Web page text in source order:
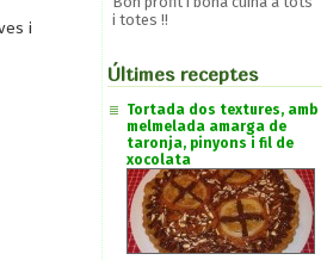
i
i totes !!
Últimes receptes
Tortada dos textures, amb
melmelada amarga de
taronja, pinyons i fil de
xocolata